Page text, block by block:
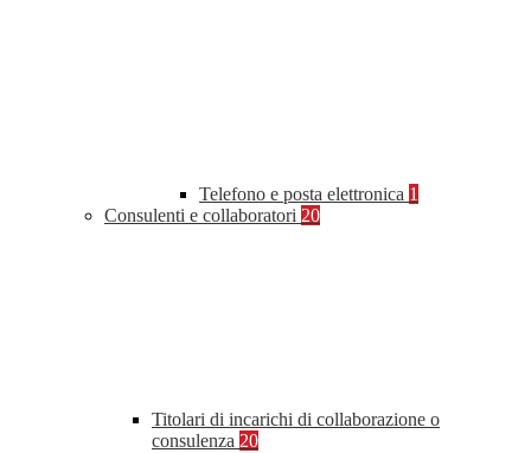
Telefono e posta elettronica 1
Consulenti e collaboratori 20
Titolari di incarichi di collaborazione o
consulenza 20